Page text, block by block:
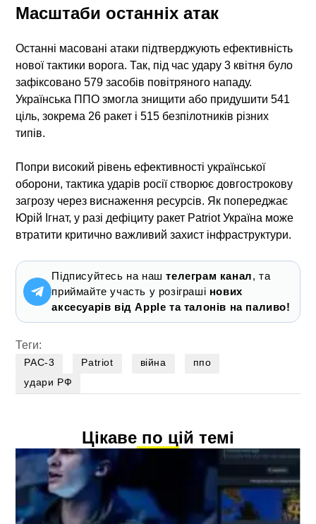
Масштаби останніх атак
Останні масовані атаки підтверджують ефективність
нової тактики ворога. Так, під час удару 3 квітня було
зафіксовано 579 засобів повітряного нападу.
Українська ППО змогла знищити або придушити 541
ціль, зокрема 26 ракет і 515 безпілотників різних
типів.
Попри високий рівень ефективності української
оборони,тактика ударів росіїстворює довгострокову
загрозу через виснаження ресурсів. Як попереджає
Юрій Ігнат, у разі дефіциту ракет Patriot Україна може
втратити критично важливий захист інфраструктури.
Підписуйтесь на наштелеграм канал, та
приймайте участь у розіграші нових
аксесуарів від Apple та талонів на паливо!
Теги:
PAC-3 Patriot війна
ппо
удари РФ
Цікаве по цій темі